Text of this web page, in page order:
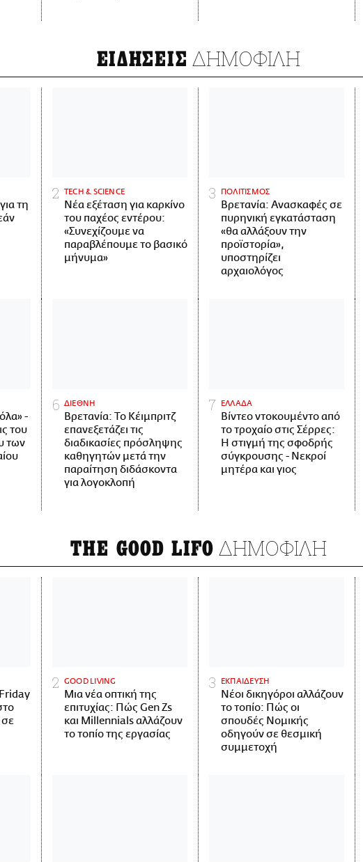
ΕΙΔΗΣΕΙΣ ΔΗΜΟΦΙΛΗ
τη
ΤECH & SCIENCE
Νέα εξέταση για καρκίνο
του παχέος εντέρου:
«Συνεχίζουμε να
παραβλέπουμε το βασικό
μήνυμα»
ΠΟΛΙΤΙΣΜΟΣ
Βρετανία: Ανασκαφές σε
πυρηνική εγκατάσταση
«θα αλλάξουν την
προϊστορία»,
υποστηρίζει
αρχαιολόγος
-
του
των
ΔΙΕΘΝΗ
Βρετανία: Το Κέιμπριτζ
επανεξετάζει τις
διαδικασίες πρόσληψης
καθηγητών μετά την
παραίτηση διδάσκοντα
για λογοκλοπή
ΕΛΛΑΔΑ
Βίντεο ντοκουμέντο από
το τροχαίο στις Σέρρες:
Η στιγμή της σφοδρής
σύγκρουσης - Νεκροί
μητέρα και γιος
THE GOOD LIFO ΔΗΜΟΦΙΛΗ
σε
GOOD LIVING
Μια νέα οπτική της
επιτυχίας: Πώς Gen Zs
και Millennials αλλάζουν
το τοπίο της εργασίας
ΕΚΠΑΙΔΕΥΣΗ
Νέοι δικηγόροι αλλάζουν
το τοπίο: Πώς οι
σπουδές Νομικής
οδηγούν σε θεσμική
συμμετοχή